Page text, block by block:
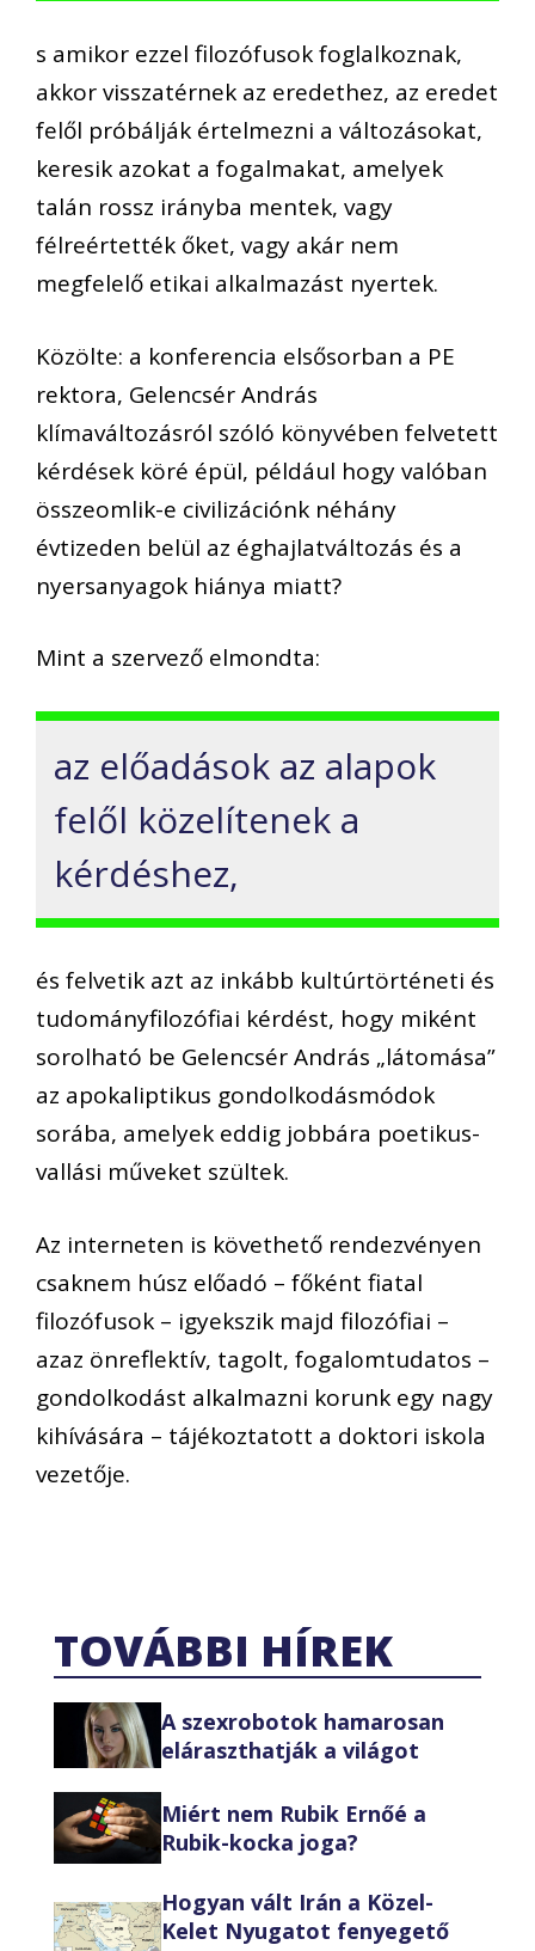
s amikor ezzel filozófusok foglalkoznak,
akkor visszatérnek az eredethez, az eredet
felől próbálják értelmezni a változásokat,
keresik azokat a fogalmakat, amelyek
talán rossz irányba mentek, vagy
félreértették őket, vagy akár nem
megfelelő etikai alkalmazást nyertek.
Közölte: a konferencia elsősorban a PE
rektora, Gelencsér András
klímaváltozásról szóló könyvében felvetett
kérdések köré épül, például hogy valóban
összeomlik-e civilizációnk néhány
évtizeden belül az éghajlatváltozás és a
nyersanyagok hiánya miatt?
Mint a szervező elmondta:
az előadások az alapok
felől közelítenek a
kérdéshez,
és felvetik azt az inkább kultúrtörténeti és
tudományfilozófiai kérdést, hogy miként
sorolható be Gelencsér András „látomása”
az apokaliptikus gondolkodásmódok
sorába, amelyek eddig jobbára poetikus-
vallási műveket szültek.
Az interneten is követhető rendezvényen
csaknem húsz előadó – főként fiatal
filozófusok – igyekszik majd filozófiai –
azaz önreflektív, tagolt, fogalomtudatos –
gondolkodást alkalmazni korunk egy nagy
kihívására – tájékoztatott a doktori iskola
vezetője.
TOVÁBBI HÍREK
A szexrobotok hamarosan
eláraszthatják a világot
Miért nem Rubik Ernőé a
Rubik-kocka joga?
Hogyan vált Irán a Közel-
Kelet Nyugatot fenyegető